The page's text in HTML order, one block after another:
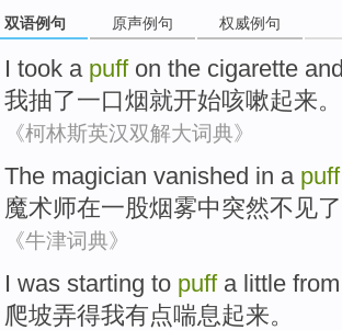
双语例句 原声例句 权威例句
I took a puffon the cigarette
我抽了一口烟就开始咳嗽起来。
《柯林斯英汉双解大词典》
The magician vanished in a puff
魔术师在一股烟雾中突然不见了
《牛津词典》
I was starting to puff a little
爬坡弄得我有点喘息起来。